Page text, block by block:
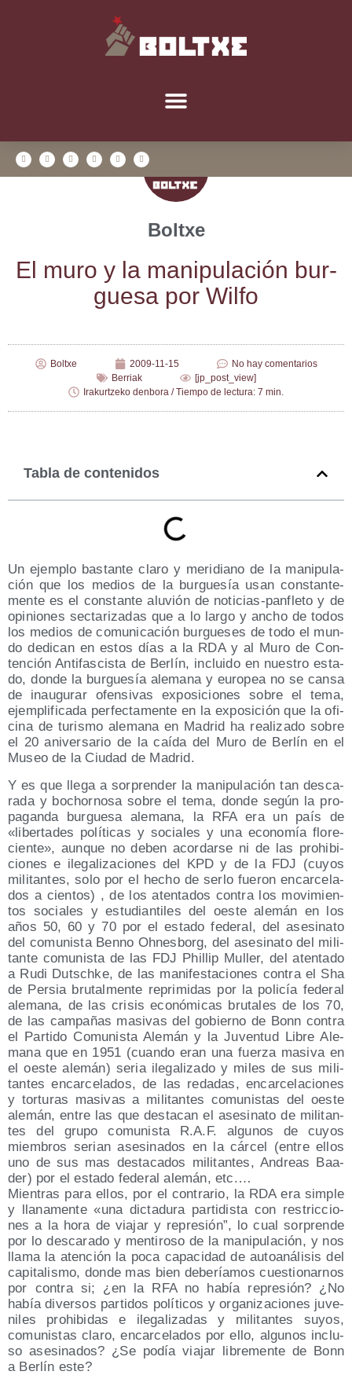
Boltxe
El muro y la mani­pu­la­ción bur­
gue­sa por Wilfo
Boltxe 2009-11-15
No hay comentarios
Berriak
[jp_post_view]
Irakurtzeko denbora / Tiempo de lectura: 7 min.
Tabla de contenidos
Un ejem­plo bas­tan­te cla­ro y meri­diano de la mani­pu­la­
ción que los medios de la bur­gue­sía usan cons­tan­te­
men­te es el cons­tan­te alu­vión de noti­cias-pan­fle­to y de
opi­nio­nes sec­ta­ri­za­das que a lo lar­go y ancho de todos
los medios de comu­ni­ca­ción bur­gue­ses de todo el mun­
do dedi­can en estos días a la RDA y al Muro de Con­
ten­ción Anti­fas­cis­ta de Ber­lín, inclui­do en nues­tro esta­
do, don­de la bur­gue­sía ale­ma­na y euro­pea no se can­sa
de inau­gu­rar ofen­si­vas expo­si­cio­nes sobre el tema,
ejem­pli­fi­ca­da per­fec­ta­men­te en la expo­si­ción que la ofi­
ci­na de turis­mo ale­ma­na en Madrid ha rea­li­za­do sobre
el 20 ani­ver­sa­rio de la caí­da del Muro de Ber­lín en el
Museo de la Ciu­dad de Madrid.
Y es que lle­ga a sor­pren­der la mani­pu­la­ción tan des­ca­
ra­da y bochor­no­sa sobre el tema, don­de según la pro­
pa­gan­da bur­gue­sa ale­ma­na, la RFA era un país de
«liber­ta­des polí­ti­cas y socia­les y una eco­no­mía flo­re­
cien­te», aun­que no deben acor­dar­se ni de las prohi­bi­
cio­nes e ile­ga­li­za­cio­nes del KPD y de la FDJ (cuyos
mili­tan­tes, solo por el hecho de ser­lo fue­ron encar­ce­la­
dos a cien­tos) , de los aten­ta­dos con­tra los movi­mien­
tos socia­les y estu­dian­ti­les del oes­te ale­mán en los
años 50, 60 y 70 por el esta­do fede­ral, del ase­si­na­to
del comu­nis­ta Benno Ohnes­borg, del ase­si­na­to del mili­
tan­te comu­nis­ta de las FDJ Phi­llip Muller, del aten­ta­do
a Rudi Dutsch­ke, de las mani­fes­ta­cio­nes con­tra el Sha
de Per­sia bru­tal­men­te repri­mi­das por la poli­cía fede­ral
ale­ma­na, de las cri­sis eco­nó­mi­cas bru­ta­les de los 70,
de las cam­pa­ñas masi­vas del gobierno de Bonn con­tra
el Par­ti­do Comu­nis­ta Ale­mán y la Juven­tud Libre Ale­
ma­na que en 1951 (cuan­do eran una fuer­za masi­va en
el oes­te ale­mán) seria ile­ga­li­za­do y miles de sus mili­
tan­tes encar­ce­la­dos, de las reda­das, encar­ce­la­cio­nes
y tor­tu­ras masi­vas a mili­tan­tes comu­nis­tas del oes­te
ale­mán, entre las que des­ta­can el ase­si­na­to de mili­tan­
tes del gru­po comu­nis­ta R.A.F. algu­nos de cuyos
miem­bros serian ase­si­na­dos en la cár­cel (entre ellos
uno de sus mas des­ta­ca­dos mili­tan­tes, Andreas Baa­
der) por el esta­do fede­ral ale­mán, etc.…
Mien­tras para ellos, por el con­tra­rio, la RDA era sim­ple
y lla­na­men­te «una dic­ta­du­ra par­ti­dis­ta con res­tric­cio­
nes a la hora de via­jar y repre­sión”, lo cual sor­pren­de
por lo des­ca­ra­do y men­ti­ro­so de la mani­pu­la­ción, y nos
lla­ma la aten­ción la poca capa­ci­dad de auto­aná­li­sis del
capi­ta­lis­mo, don­de mas bien debe­ría­mos cues­tio­nar­nos
por con­tra si; ¿en la RFA no había repre­sión? ¿No
había diver­sos par­ti­dos polí­ti­cos y orga­ni­za­cio­nes juve­
ni­les prohi­bi­das e ile­ga­li­za­das y mili­tan­tes suyos,
comu­nis­tas cla­ro, encar­ce­la­dos por ello, algu­nos inclu­
so ase­si­na­dos? ¿Se podía via­jar libre­men­te de Bonn
a Ber­lín este?